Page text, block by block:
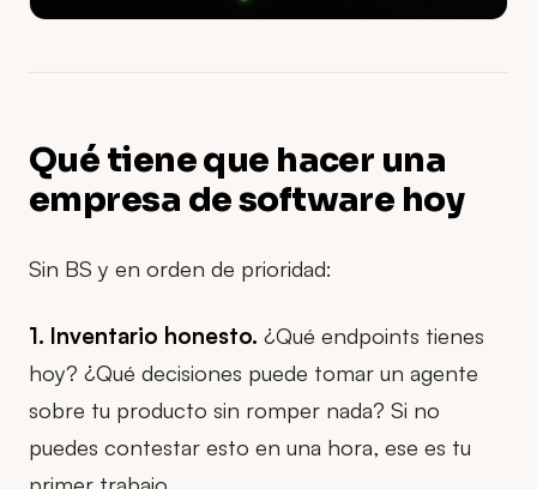
Qué tiene que hacer una
empresa de software hoy
Sin BS y en orden de prioridad:
1. Inventario honesto. ¿Qué endpoints tienes
hoy? ¿Qué decisiones puede tomar un agente
sobre tu producto sin romper nada? Si no
puedes contestar esto en una hora, ese es tu